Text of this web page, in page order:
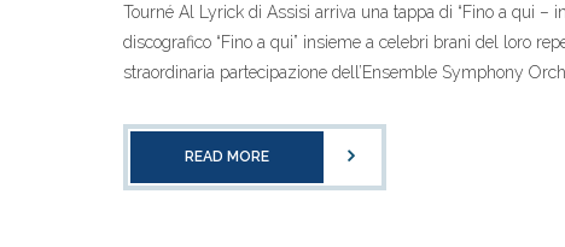
Tourné Al Lyrick di Assisi arriva una tappa di “Fino a qui –
discografico “Fino a qui” insieme a celebri brani del loro
straordinaria partecipazione dell’Ensemble Symphony
READ MORE